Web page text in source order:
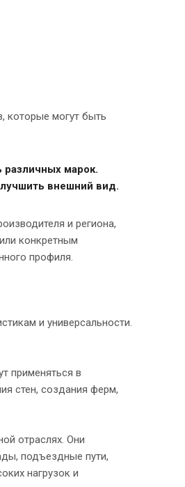
которые могут быть
различных марок.
внешний вид.
и региона,
конкретным
профиля.
и универсальности.
применяться в
стен, создания ферм,
отраслях. Они
подъездные пути,
нагрузок и